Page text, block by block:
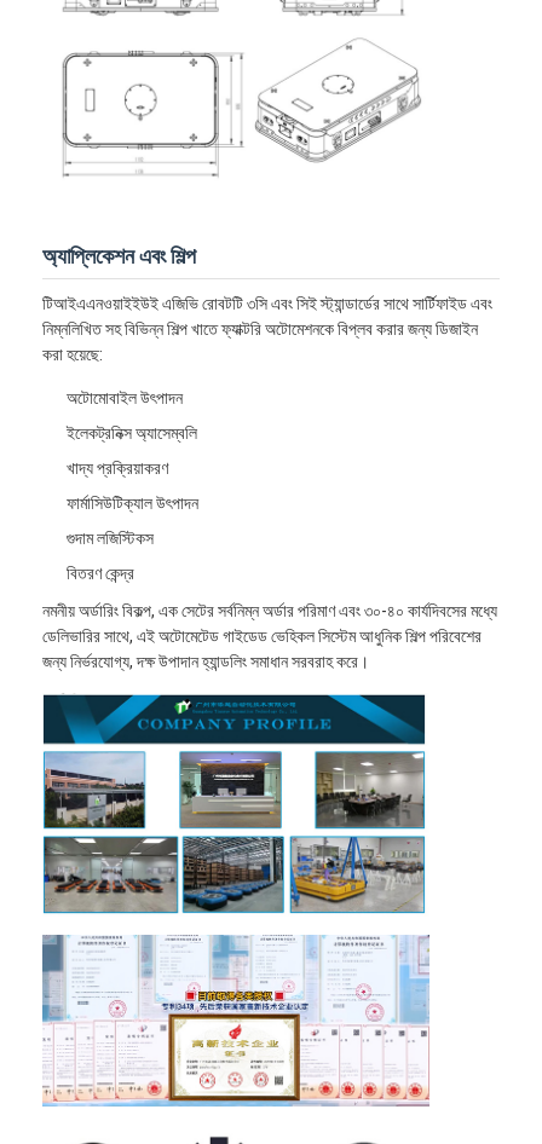
এজিভি সমর্থনকারী চার্জিং সরঞ্জাম
AGV মেকানাম হুইল ড্রাইভ উপাদান
এজিভি স্টিয়ারিং হুইল সমাবেশ ড্রাইভ
স্টোরেজিং এজিভি লিফটিং মেকানিজম সমাবেশ
অটোমেটেড নন-স্ট্যান্ডার্ড সরঞ্জাম
বাণিজ্যিক রোবট
অ্যাপ্লিকেশন এবং শিল্প
টিআইএএনওয়াইইউই এজিভি রোবটটি ৩সি এবং সিই স্ট্যান্ডার্ডের সাথে সার্টিফাইড এবং
নিম্নলিখিত সহ বিভিন্ন শিল্প খাতে ফ্যাক্টরি অটোমেশনকে বিপ্লব করার জন্য ডিজাইন
করা হয়েছে:
অটোমোবাইল উৎপাদন
ইলেকট্রনিক্স অ্যাসেম্বলি
খাদ্য প্রক্রিয়াকরণ
ফার্মাসিউটিক্যাল উৎপাদন
গুদাম লজিস্টিকস
বিতরণ কেন্দ্র
নমনীয় অর্ডারিং বিকল্প, এক সেটের সর্বনিম্ন অর্ডার পরিমাণ এবং ৩০-৪০ কার্যদিবসের মধ্যে
ডেলিভারির সাথে, এই অটোমেটেড গাইডেড ভেহিকল সিস্টেম আধুনিক শিল্প পরিবেশের
জন্য নির্ভরযোগ্য, দক্ষ উপাদান হ্যান্ডলিং সমাধান সরবরাহ করে।